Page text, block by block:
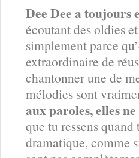
Dee Dee a toujours
écoutant des oldies
simplement parce
extraordinaire de
chantonner une de
mélodies sont
aux paroles, elles
que tu ressens
dramatique, comme